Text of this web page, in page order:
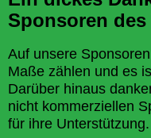
Sponsoren des
Auf unsere
Maße zählen und es
Darüber hinaus
nicht kommerziellen
für ihre Unterstützung.